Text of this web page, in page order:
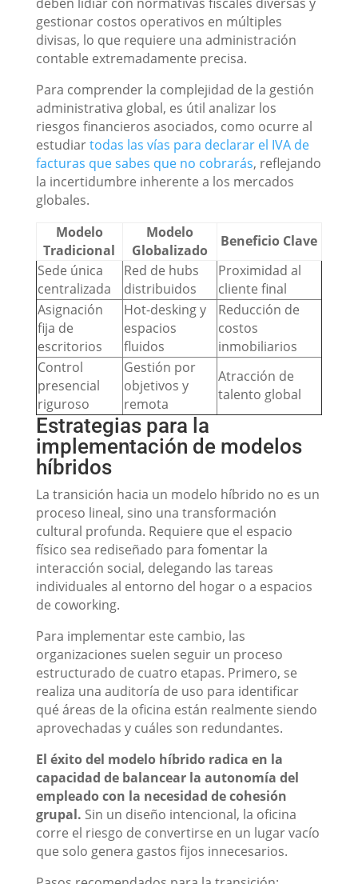
gestionar costos operativos en múltiples
divisas, lo que requiere una administración
contable extremadamente precisa.
Para comprender la complejidad de la gestión
administrativa global, es útil analizar los
riesgos financieros asociados, como ocurre al
estudiartodas las vías para declarar el IVA de
facturas que sabes que no cobrarás, reflejando
la incertidumbre inherente a los mercados
globales.
Modelo
Tradicional
Modelo
Globalizado
Beneficio Clave
Sede única
centralizada
Red de hubs
distribuidos
Proximidad al
cliente final
Asignación
fija de
escritorios
Hot-desking y
espacios
fluidos
Reducción de
costos
inmobiliarios
Control
presencial
riguroso
Gestión por
objetivos y
remota
Atracción de
talento global
Estrategias para la
implementación de modelos
híbridos
La transición hacia un modelo híbrido no es un
proceso lineal, sino una transformación
cultural profunda. Requiere que el espacio
físico sea rediseñado para fomentar la
interacción social, delegando las tareas
individuales al entorno del hogar o a espacios
de coworking.
Para implementar este cambio, las
organizaciones suelen seguir un proceso
estructurado de cuatro etapas. Primero, se
realiza una auditoría de uso para identificar
qué áreas de la oficina están realmente siendo
aprovechadas y cuáles son redundantes.
El éxito del modelo híbrido radica en la
capacidad de balancear la autonomía del
empleado con la necesidad de cohesión
grupal. Sin un diseño intencional, la oficina
corre el riesgo de convertirse en un lugar vacío
que solo genera gastos fijos innecesarios.